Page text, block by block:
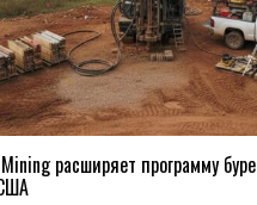
расширяет программу